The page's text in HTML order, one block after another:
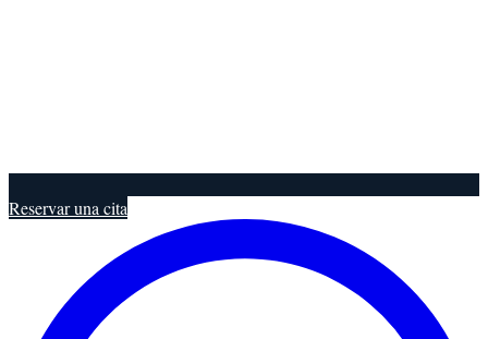
Reservar una cita